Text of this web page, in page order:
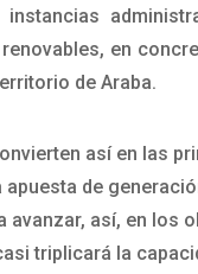
instancias
en
de Araba.
así en las
de
avanzar, así, en los
triplicará la